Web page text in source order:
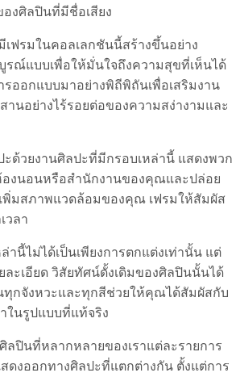
งศิลปินที่มีชื่อเสียง
ฟรมในคอลเลกชันนี้สร้างขึ้นอย่าง
ณ์แบบเพื่อให้มั่นใจถึงความสุขที่เห็นได้
รออกแบบมาอย่างพิถีพิถันเพื่อเสริมงาน
านอย่างไร้รอยต่อของความสง่างามและ
ด้วยงานศิลปะที่มีกรอบเหล่านี้ แสดงพวก
องนอนหรือสำนักงานของคุณและปล่อย
พิ่มสภาพแวดล้อมของคุณ เฟรมให้สัมผัส
วลา
านี้ไม่ได้เป็นเพียงการตกแต่งเท่านั้น แต่
ละเอียด วิสัยทัศน์ดั้งเดิมของศิลปินนั้นได้
ทุกจังหวะและทุกสีช่วยให้คุณได้สัมผัสกับ
ในรูปแบบที่แท้จริง
ลปินที่หลากหลายของเราแต่ละรายการ
ดงออกทางศิลปะที่แตกต่างกัน ตั้งแต่การ